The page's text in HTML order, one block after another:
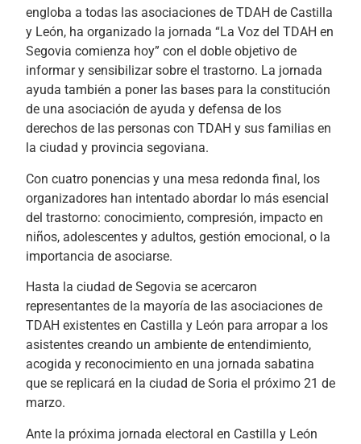
engloba a todas las asociaciones de TDAH de Castilla
y León, ha organizado la jornada “La Voz del TDAH en
Segovia comienza hoy” con el doble objetivo de
informar y sensibilizar sobre el trastorno. La jornada
ayuda también a poner las bases para la constitución
de una asociación de ayuda y defensa de los
derechos de las personas con TDAH y sus familias en
la ciudad y provincia segoviana.
Con cuatro ponencias y una mesa redonda final, los
organizadores han intentado abordar lo más esencial
del trastorno: conocimiento, compresión, impacto en
niños, adolescentes y adultos, gestión emocional, o la
importancia de asociarse.
Hasta la ciudad de Segovia se acercaron
representantes de la mayoría de las asociaciones de
TDAH existentes en Castilla y León para arropar a los
asistentes creando un ambiente de entendimiento,
acogida y reconocimiento en una jornada sabatina
que se replicará en la ciudad de Soria el próximo 21 de
marzo.
Ante la próxima jornada electoral en Castilla y León